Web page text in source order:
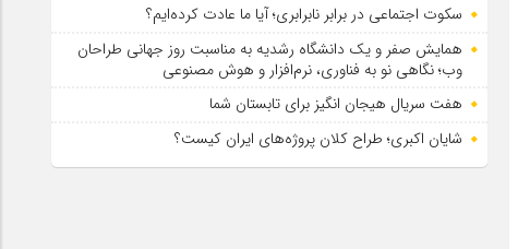
سکوت اجتماعی در برابر نابرابری؛ آیا ما عادت کرده‌ایم؟
همایش صفر و یک دانشگاه رشدیه به مناسبت روز جهانی طراحان
وب؛ نگاهی نو به فناوری، نرم‌افزار و هوش مصنوعی
هفت سریال هیجان انگیز برای تابستان شما
شایان اکبری؛ طراح کلان پروژه‌های ایران کیست؟